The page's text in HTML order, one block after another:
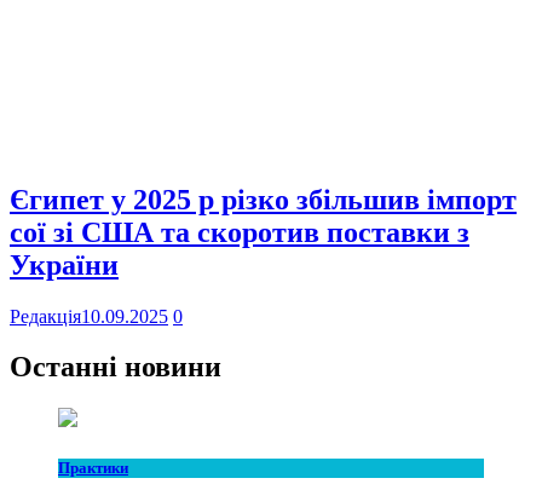
Єгипет у 2025 р різко збільшив імпорт
сої зі США та скоротив поставки з
України
Редакція10.09.2025 0
Останні новини
Практики